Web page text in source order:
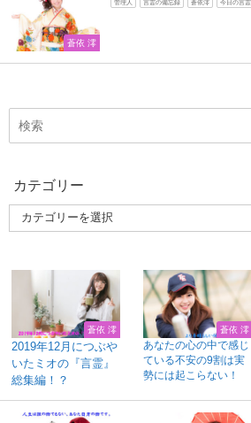
蒼依 澪
管理人 言霊の備忘録 蒼依澪 今日の言霊
カテゴリー
蒼依 澪
2019年12月につぶや
いたミオの『言霊』
総集編！？
蒼依 澪
あなたの心の中で感じ
ている不安の9割は実
勢には起こらない！